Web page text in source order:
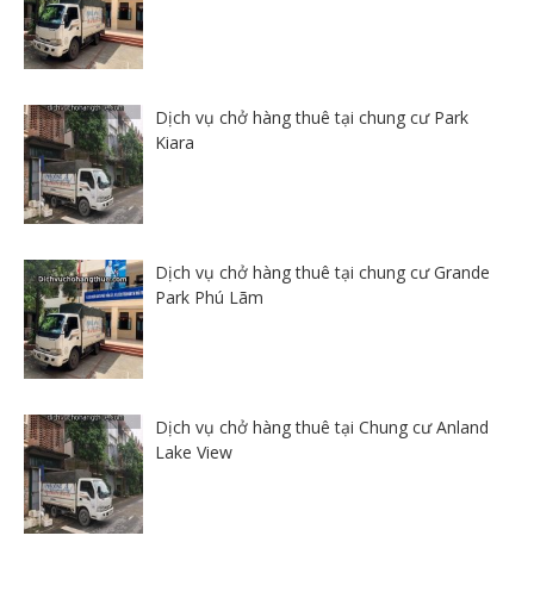
Dịch vụ chở hàng thuê tại chung cư Park
Kiara
Dịch vụ chở hàng thuê tại chung cư Grande
Park Phú Lãm
Dịch vụ chở hàng thuê tại Chung cư Anland
Lake View